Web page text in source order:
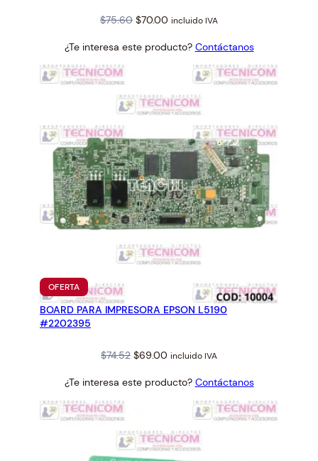
$75.60 Original
was:
$70.00 Current
is:
$70.00.
incluido IVA
¿Te interesa este producto? Contáctanos
OFERTAPRODUCTO
EN
OFERTA
BOARD PARA IMPRESORA EPSON L5190
#2202395
$74.52 Original
was:
$69.00 Current
is:
$69.00.
incluido IVA
¿Te interesa este producto? Contáctanos